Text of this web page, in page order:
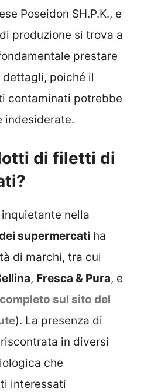
Poseidon SH.P.K., e
produzione si trova a
prestare
poiché il
contaminati potrebbe
indesiderate.
di filetti di
inquietante nella
supermercati ha
di marchi, tra cui
, Fresca & Pura, e
completo sul sito del
). La presenza di
in diversi
che
interessati